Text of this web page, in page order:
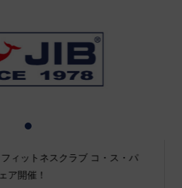
ィットネスクラブ コ・ス・パ
ア開催！
2